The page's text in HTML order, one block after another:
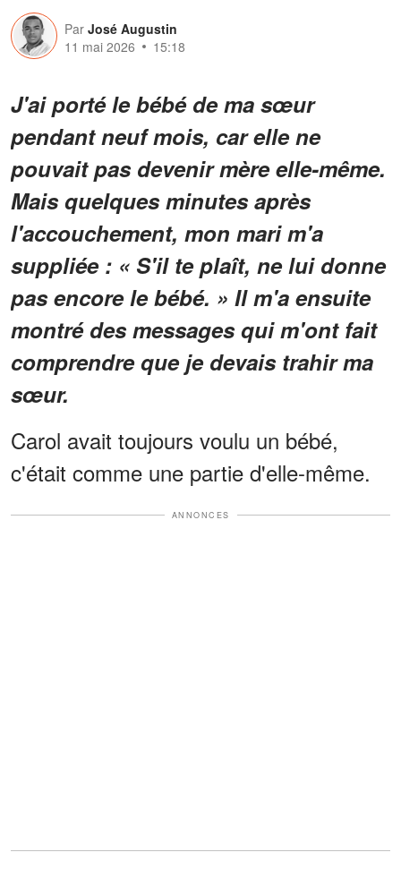
Par José Augustin
11 mai 2026
15:18
J'ai porté le bébé de ma sœur
pendant neuf mois, car elle ne
pouvait pas devenir mère elle-même.
Mais quelques minutes après
l'accouchement, mon mari m'a
suppliée : « S'il te plaît, ne lui donne
pas encore le bébé. » Il m'a ensuite
montré des messages qui m'ont fait
comprendre que je devais trahir ma
sœur.
Carol avait toujours voulu un bébé,
c'était comme une partie d'elle-même.
ANNONCES